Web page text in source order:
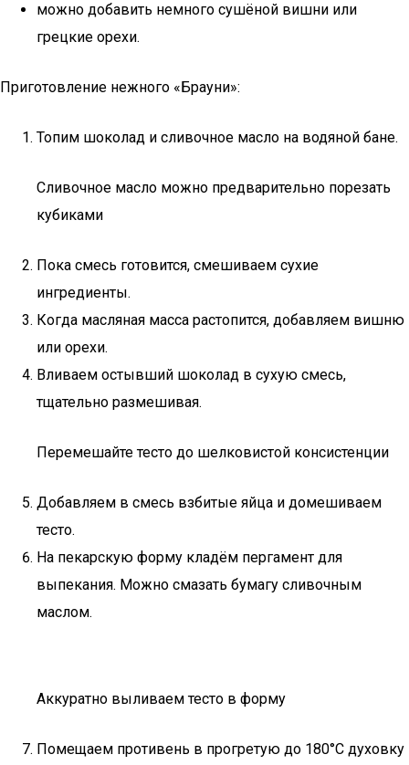
можно добавить немного сушёной вишни или
грецкие орехи.
Приготовление нежного «Брауни»:
Топим шоколад и сливочное масло на водяной бане.
Сливочное масло можно предварительно порезать
кубиками
Пока смесь готовится, смешиваем сухие
ингредиенты.
Когда масляная масса растопится, добавляем вишню
или орехи.
Вливаем остывший шоколад в сухую смесь,
тщательно размешивая.
Перемешайте тесто до шелковистой консистенции
Добавляем в смесь взбитые яйца и домешиваем
тесто.
На пекарскую форму кладём пергамент для
выпекания. Можно смазать бумагу сливочным
маслом.
Аккуратно выливаем тесто в форму
Помещаем противень в прогретую до 180°С духовку